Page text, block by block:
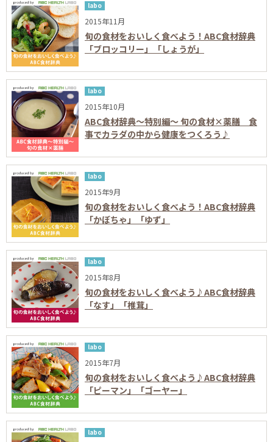
labo
2015年11月
旬の食材をおいしく食べよう！ABC食材辞典
「ブロッコリー」「しょうが」
labo
2015年10月
ABC食材辞典～特別編～ 旬の食材×薬膳 食
事でカラダの中から健康をつくろう♪
labo
2015年9月
旬の食材をおいしく食べよう！ABC食材辞典
「かぼちゃ」「ゆず」
labo
2015年8月
旬の食材をおいしく食べよう♪ABC食材辞典
「なす」「椎茸」
labo
2015年7月
旬の食材をおいしく食べよう♪ABC食材辞典
「ピーマン」「ゴーヤー」
labo